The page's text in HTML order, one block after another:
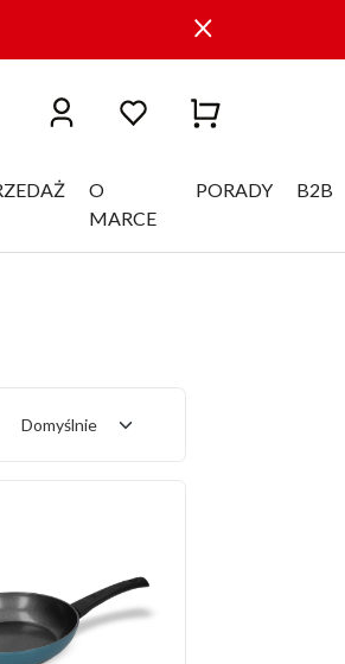
O
MARCE
PORADY B2B
Domyślnie